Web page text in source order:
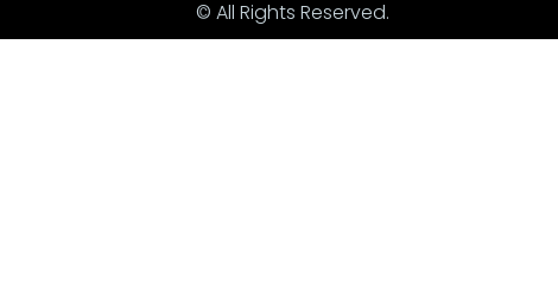
© All Rights Reserved.